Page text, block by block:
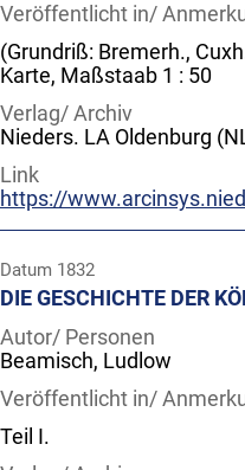
Veröffentlicht in/
(Grundriß: Bremerh.,
Karte, Maßstaab 1 : 50
Verlag/ Archiv
Nieders. LA Oldenburg
Link
https://
Datum 1832
DIE GESCHICHTE DER
Autor/ Personen
Beamisch, Ludlow
Veröffentlicht in/
Teil I.